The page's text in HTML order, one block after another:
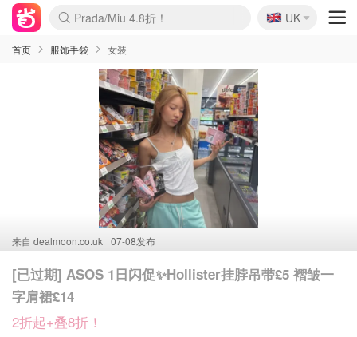
麦卢卡蜂蜜夏促！个位数！
Prada/Miu 4.8折！
啥？必胜客披萨5折！
🇬🇧
UK
首页 服饰手袋 女装
来自 dealmoon.co.uk 07-08发布
[已过期] ASOS 1日闪促✨Hollister挂脖吊带£5 褶皱一
字肩裙£14
2折起+叠8折！